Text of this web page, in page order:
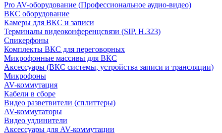
Pro AV-оборудование (Профессиональное аудио-видео)
ВКС оборудование
Камеры для ВКС и записи
Терминалы видеоконференцсвязи (SIP, H.323)
Спикерфоны
Комплекты ВКС для переговорных
Микрофонные массивы для ВКС
Аксессуары (ВКС системы, устройства записи и трансляции)
Микрофоны
AV-коммутация
Кабели в сборе
Видео разветвители (сплиттеры)
AV-коммутаторы
Видео удлинители
Аксессуары для AV-коммутации